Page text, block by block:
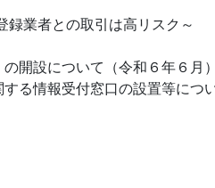
業者との取引は高リスク～
開設について（令和６年６月）
る情報受付窓口の設置等につ